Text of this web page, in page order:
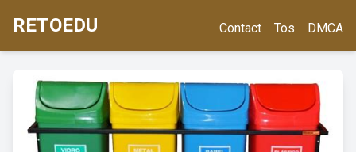
RETOEDU Contact Tos DMCA